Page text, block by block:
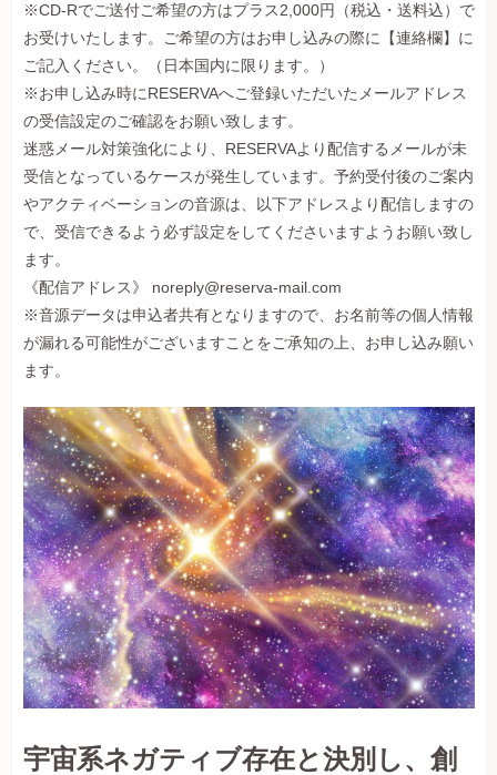
※CD-Rでご送付ご希望の方はプラス2,000円（税込・送料込）で
お受けいたします。ご希望の方はお申し込みの際に【連絡欄】に
ご記入ください。（日本国内に限ります。）
※お申し込み時にRESERVAへご登録いただいたメールアドレス
の受信設定のご確認をお願い致します。
迷惑メール対策強化により、RESERVAより配信するメールが未
受信となっているケースが発生しています。予約受付後のご案内
やアクティベーションの音源は、以下アドレスより配信しますの
で、受信できるよう必ず設定をしてくださいますようお願い致し
ます。
《配信アドレス》 noreply@reserva-mail.com
※音源データは申込者共有となりますので、お名前等の個人情報
が漏れる可能性がございますことをご承知の上、お申し込み願い
ます。
宇宙系ネガティブ存在と決別し、創